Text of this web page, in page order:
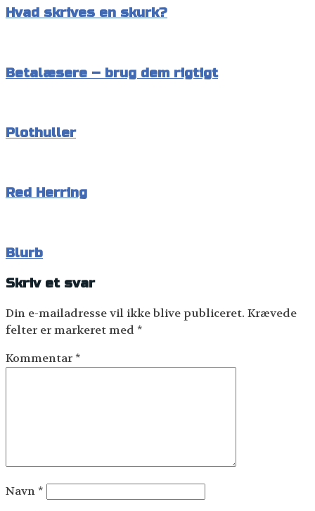
Hvad skrives en skurk?
Betalæsere – brug dem rigtigt
Plothuller
Red Herring
Blurb
Skriv et svar
Din e-mailadresse vil ikke blive publiceret. Krævede
felter er markeret med *
Kommentar*
Navn*